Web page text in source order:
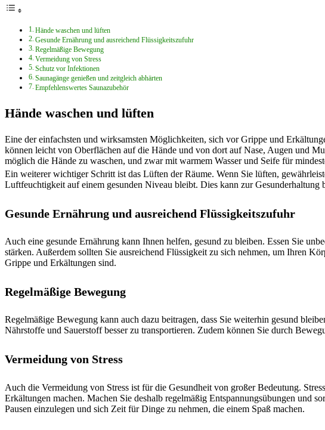
Hände waschen und lüften
Gesunde Ernährung und ausreichend Flüssigkeitszufuhr
Regelmäßige Bewegung
Vermeidung von Stress
Schutz vor Infektionen
Saunagänge genießen und zeitgleich abhärten
Empfehlenswertes Saunazubehör
Hände waschen und lüften
Eine der einfachsten und wirksamsten Möglichkeiten, sich vor Grippe und
können leicht von Oberflächen auf die Hände und von dort auf Nase, Augen und
möglich die Hände zu waschen, und zwar mit warmem Wasser und Seife für
Ein weiterer wichtiger Schritt ist das Lüften der Räume. Wenn Sie lüften,
Luftfeuchtigkeit auf einem gesunden Niveau bleibt. Dies kann zur Gesunderhaltung
Gesunde Ernährung und ausreichend Flüssigkeitszufuhr
Auch eine gesunde Ernährung kann Ihnen helfen, gesund zu bleiben. Essen Sie
stärken. Außerdem sollten Sie ausreichend Flüssigkeit zu sich nehmen, um Ihren
Grippe und Erkältungen sind.
Regelmäßige Bewegung
Regelmäßige Bewegung kann auch dazu beitragen, dass Sie weiterhin gesund
Nährstoffe und Sauerstoff besser zu transportieren. Zudem können Sie durch
Vermeidung von Stress
Auch die Vermeidung von Stress ist für die Gesundheit von großer Bedeutung.
Erkältungen machen. Machen Sie deshalb regelmäßig Entspannungsübungen und
Pausen einzulegen und sich Zeit für Dinge zu nehmen, die einem Spaß machen.